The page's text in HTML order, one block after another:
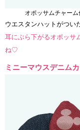
オポッサムチャー
ウエスタンハットがつい
耳にぶら下がるオポッサ
ね♡
ミニーマウスデニム